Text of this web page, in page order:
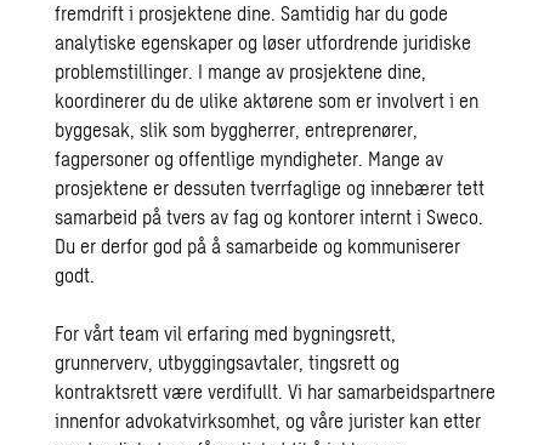
fremdrift i prosjektene dine. Samtidig har du gode
analytiske egenskaper og løser utfordrende juridiske
problemstillinger. I mange av prosjektene dine,
koordinerer du de ulike aktørene som er involvert i en
byggesak, slik som byggherrer, entreprenører,
fagpersoner og offentlige myndigheter. Mange av
prosjektene er dessuten tverrfaglige og innebærer tett
samarbeid på tvers av fag og kontorer internt i Sweco.
Du er derfor god på å samarbeide og kommuniserer
godt.
For vårt team vil erfaring med bygningsrett,
grunnerverv, utbyggingsavtaler, tingsrett og
kontraktsrett være verdifullt. Vi har samarbeidspartnere
innenfor advokatvirksomhet, og våre jurister kan etter